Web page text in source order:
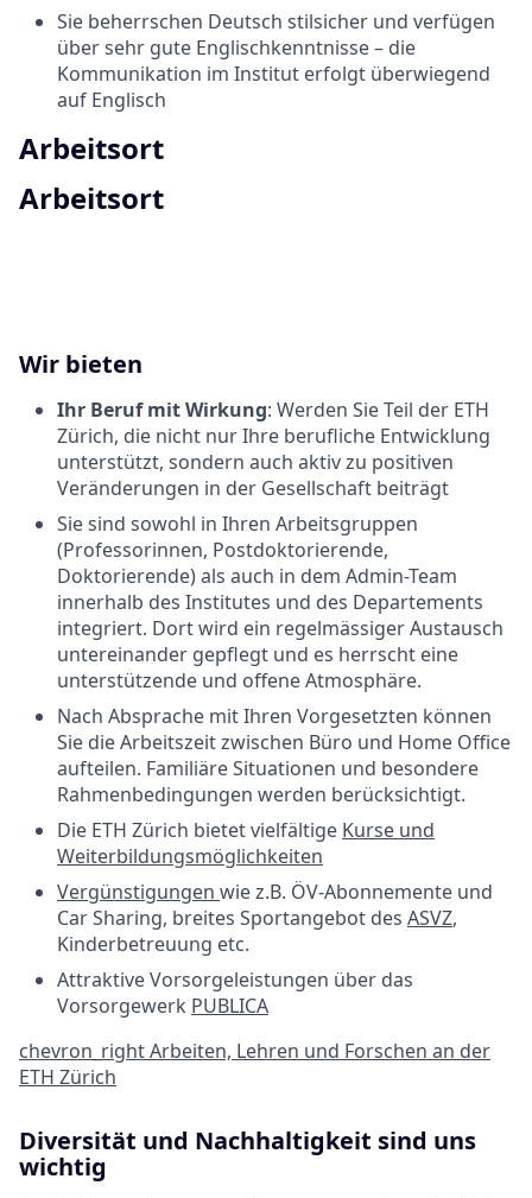
Sie beherrschen Deutsch stilsicher und verfügen
über sehr gute Englischkenntnisse – die
Kommunikation im Institut erfolgt überwiegend
auf Englisch
Arbeitsort
Arbeitsort
Wir bieten
Ihr Beruf mit Wirkung: Werden Sie Teil der ETH
Zürich, die nicht nur Ihre berufliche Entwicklung
unterstützt, sondern auch aktiv zu positiven
Veränderungen in der Gesellschaft beiträgt
Sie sind sowohl in Ihren Arbeitsgruppen
(Professorinnen, Postdoktorierende,
Doktorierende) als auch in dem Admin-Team
innerhalb des Institutes und des Departements
integriert. Dort wird ein regelmässiger Austausch
untereinander gepflegt und es herrscht eine
unterstützende und offene Atmosphäre.
Nach Absprache mit Ihren Vorgesetzten können
Sie die Arbeitszeit zwischen Büro und Home Office
aufteilen. Familiäre Situationen und besondere
Rahmenbedingungen werden berücksichtigt.
Die ETH Zürich bietet vielfältige Kurse und
Weiterbildungsmöglichkeiten
Vergünstigungen wie z.B. ÖV-Abonnemente und
Car Sharing, breites Sportangebot des ASVZ,
Kinderbetreuung etc.
Attraktive Vorsorgeleistungen über das
Vorsorgewerk PUBLICA
chevron_rightArbeiten, Lehren und Forschen an der
ETH Zürich
Diversität und Nachhaltigkeit sind uns
wichtig